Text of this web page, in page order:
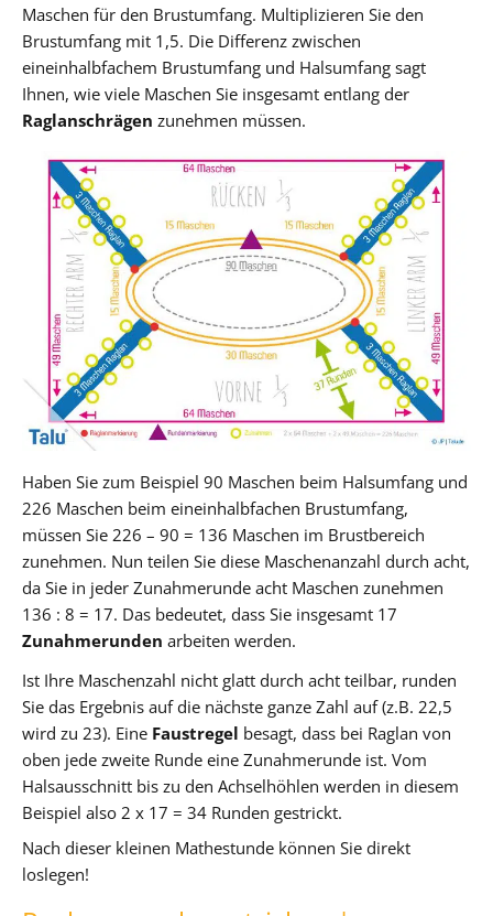
Maschen für den Brustumfang. Multiplizieren Sie den
Brustumfang mit 1,5. Die Differenz zwischen
eineinhalbfachem Brustumfang und Halsumfang sagt
Ihnen, wie viele Maschen Sie insgesamt entlang der
Raglanschrägen zunehmen müssen.
Haben Sie zum Beispiel 90 Maschen beim Halsumfang und
226 Maschen beim eineinhalbfachen Brustumfang,
müssen Sie 226 – 90 = 136 Maschen im Brustbereich
zunehmen. Nun teilen Sie diese Maschenanzahl durch acht,
da Sie in jeder Zunahmerunde acht Maschen zunehmen
136 : 8 = 17. Das bedeutet, dass Sie insgesamt 17
Zunahmerunden arbeiten werden.
Ist Ihre Maschenzahl nicht glatt durch acht teilbar, runden
Sie das Ergebnis auf die nächste ganze Zahl auf (z.B. 22,5
wird zu 23). Eine Faustregel besagt, dass bei Raglan von
oben jede zweite Runde eine Zunahmerunde ist. Vom
Halsausschnitt bis zu den Achselhöhlen werden in diesem
Beispiel also 2 x 17 = 34 Runden gestrickt.
Nach dieser kleinen Mathestunde können Sie direkt
loslegen!